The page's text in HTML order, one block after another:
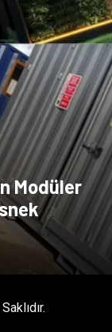
Modüler